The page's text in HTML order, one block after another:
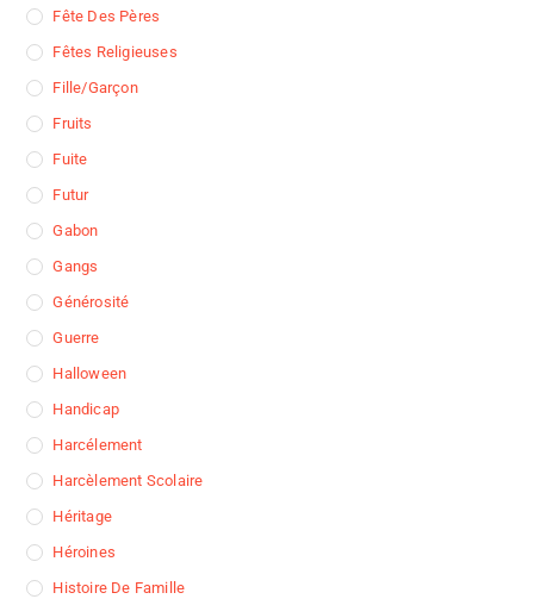
Fête Des Pères
Fêtes Religieuses
Fille/garçon
Fruits
Fuite
Futur
Gabon
Gangs
Générosité
Guerre
Halloween
Handicap
Harcélement
Harcèlement Scolaire
Héritage
Héroines
Histoire De Famille